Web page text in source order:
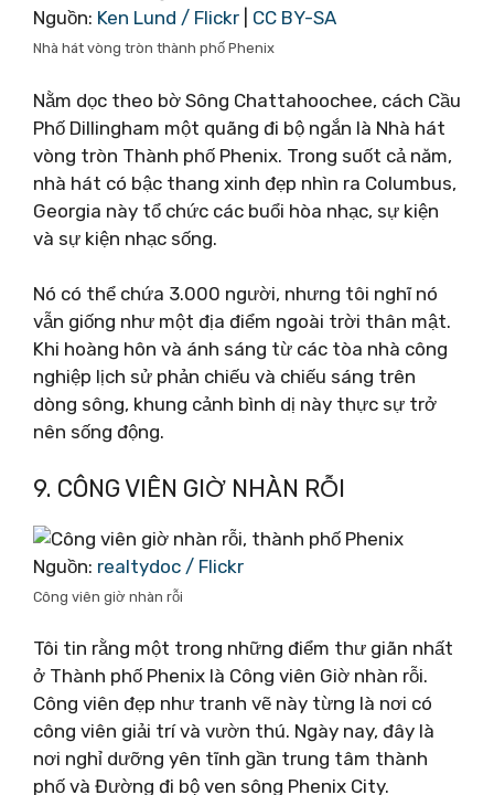
Nguồn: Ken Lund / Flickr CC BY-SA
Nhà hát vòng tròn thành phố Phenix
Nằm dọc theo bờ Sông Chattahoochee, cách Cầu
Phố Dillingham một quãng đi bộ ngắn là Nhà hát
vòng tròn Thành phố Phenix. Trong suốt cả năm,
nhà hát có bậc thang xinh đẹp nhìn ra Columbus,
Georgia này tổ chức các buổi hòa nhạc, sự kiện
và sự kiện nhạc sống.
Nó có thể chứa 3.000 người, nhưng tôi nghĩ nó
vẫn giống như một địa điểm ngoài trời thân mật.
Khi hoàng hôn và ánh sáng từ các tòa nhà công
nghiệp lịch sử phản chiếu và chiếu sáng trên
dòng sông, khung cảnh bình dị này thực sự trở
nên sống động.
9. CÔNG VIÊN GIỜ NHÀN RỖI
Nguồn: realtydoc / Flickr
Công viên giờ nhàn rỗi
Tôi tin rằng một trong những điểm thư giãn nhất
ở Thành phố Phenix là Công viên Giờ nhàn rỗi.
Công viên đẹp như tranh vẽ này từng là nơi có
công viên giải trí và vườn thú. Ngày nay, đây là
nơi nghỉ dưỡng yên tĩnh gần trung tâm thành
phố và Đường đi bộ ven sông Phenix City.